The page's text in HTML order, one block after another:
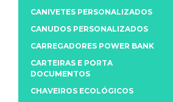
CANIVETES PERSONALIZADOS
CANUDOS PERSONALIZADOS
CARREGADORES POWER BANK
CARTEIRAS E PORTA
DOCUMENTOS
CHAVEIROS ECOLÓGICOS